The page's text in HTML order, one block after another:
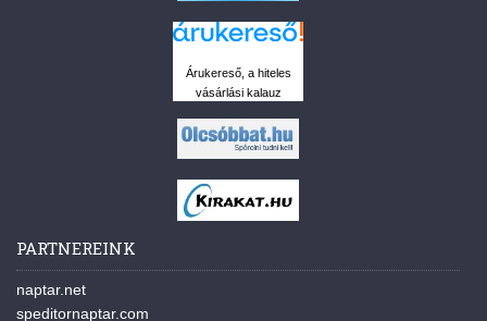
Árukereső, a hiteles
vásárlási kalauz
PARTNEREINK
naptar.net
speditornaptar.com